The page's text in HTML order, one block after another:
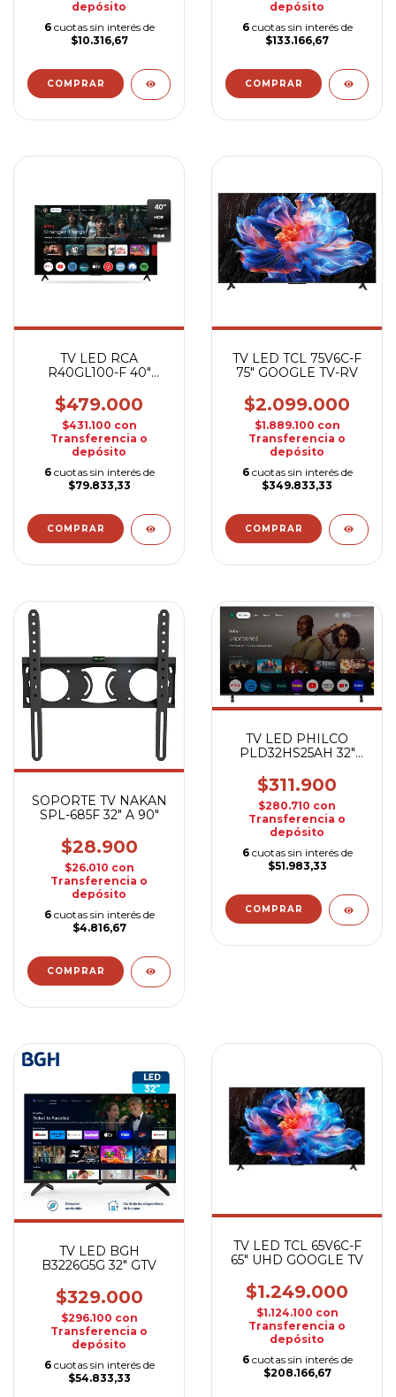
depósito
6 cuotas sin interés de
$10.316,67
depósito
6 cuotas sin interés de
$133.166,67
TV LED RCA
R40GL100-F 40"
$479.000
$431.100 con
Transferencia o
depósito
6 cuotas sin interés de
$79.833,33
TV LED TCL 75V6C-F
75" GOOGLE TV-RV
$2.099.000
$1.889.100 con
Transferencia o
depósito
6 cuotas sin interés de
$349.833,33
SOPORTE TV NAKAN
SPL-685F 32" A 90"
$28.900
$26.010 con
Transferencia o
depósito
6 cuotas sin interés de
$4.816,67
TV LED PHILCO
PLD32HS25AH 32"
$311.900
$280.710 con
Transferencia o
depósito
6 cuotas sin interés de
$51.983,33
TV LED BGH
B3226G5G 32" GTV
$329.000
$296.100 con
Transferencia o
depósito
6 cuotas sin interés de
$54.833,33
TV LED TCL 65V6C-F
65" UHD GOOGLE TV
$1.249.000
$1.124.100 con
Transferencia o
depósito
6 cuotas sin interés de
$208.166,67